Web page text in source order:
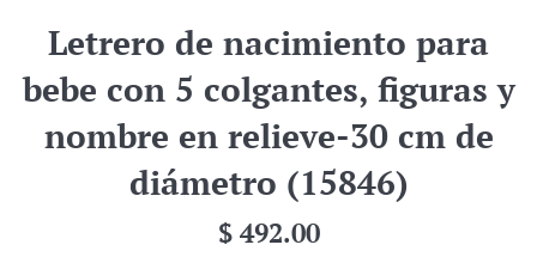
Letrero de nacimiento para
bebe con 5 colgantes, figuras y
nombre en relieve-30 cm de
diámetro (15846)
Precio
$ 492.00